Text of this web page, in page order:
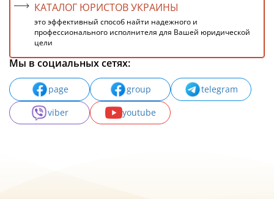
КАТАЛОГ ЮРИСТОВ УКРАИНЫ
это эффективный способ найти надежного и
профессионального исполнителя для Вашей юридической
цели
Мы в социальных сетях:
page group
telegram
viber
youtube